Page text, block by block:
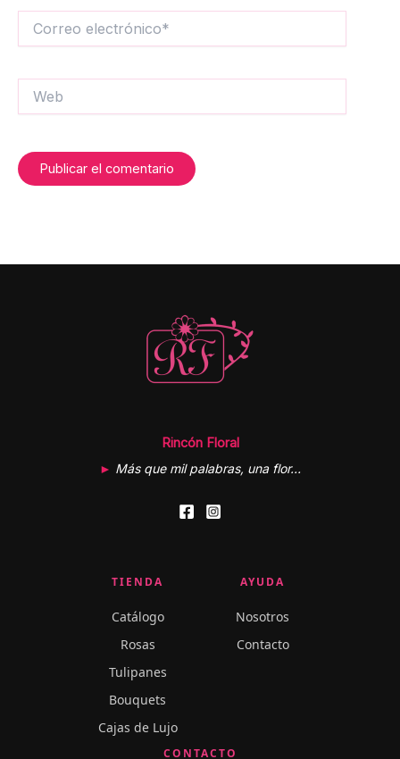
electrónico*
Rincón Floral
► Más que mil palabras, una flor…
TIENDA
Catálogo
Rosas
Tulipanes
Bouquets
Cajas de Lujo
AYUDA
Nosotros
Contacto
CONTACTO